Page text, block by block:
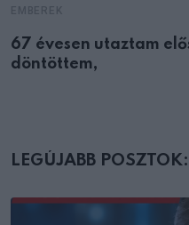
67 évesen utaztam
döntöttem,
LEGÚJABB POSZTOK: